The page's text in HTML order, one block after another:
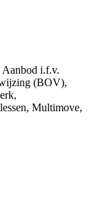
Aanbod i.f.v.
(BOV),
Multimove,